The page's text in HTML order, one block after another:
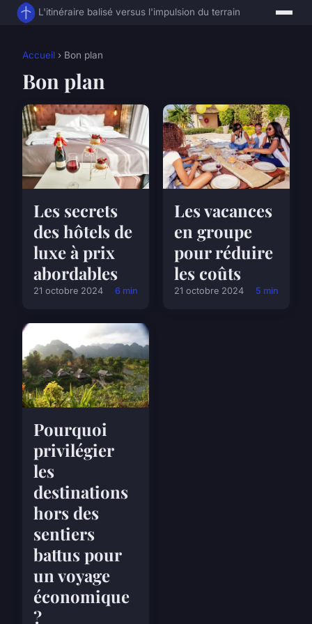
L'itinéraire balisé versus l'impulsion du terrain
Accueil › Bon plan
Bon plan
Les secrets
des hôtels de
luxe à prix
abordables
21 octobre 2024 6 min
Les vacances
en groupe
pour réduire
les coûts
21 octobre 2024 5 min
Pourquoi
privilégier
les
destinations
hors des
sentiers
battus pour
un voyage
économique
?